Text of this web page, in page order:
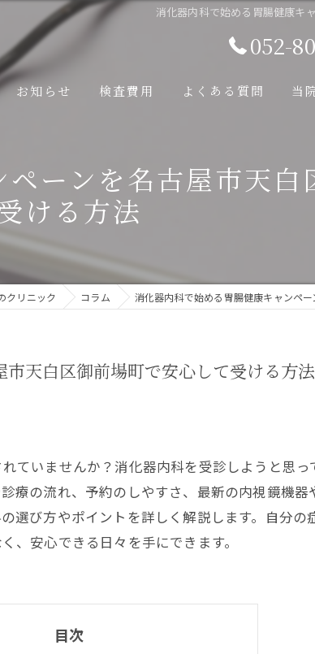
消化器内科で始める胃腸健康キ
052-
お知らせ 検査費用 よくある質問 当
大
ア
ーンを名古屋市天白
ける方法
クリニック コラム 消化器内科で始める胃腸健康キャンペ
天白区御前場町で安心して受ける方法
ていませんか？消化器内科を受診しようと思
療の流れ、予約のしやすさ、最新の内視鏡機
選び方やポイントを詳しく解説します。自分の
、安心できる日々を手にできます。
目次